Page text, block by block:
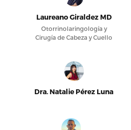
Laureano Giraldez MD
Otorrinolaringología y
Cirugía de Cabeza y Cuello
Dra. Natalie Pérez Luna